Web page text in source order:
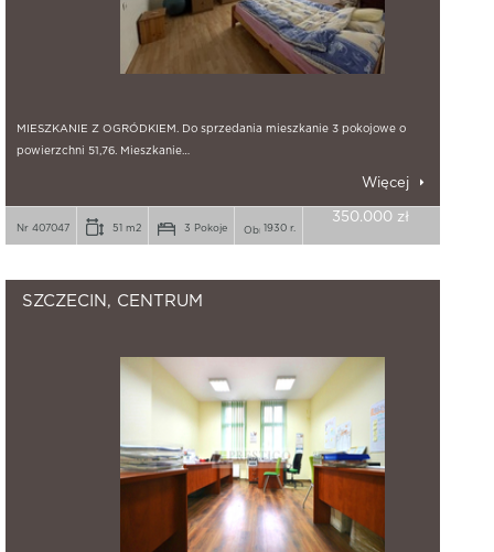
MIESZKANIE Z OGRÓDKIEM. Do sprzedania mieszkanie 3 pokojowe o
powierzchni 51,76. Mieszkanie…
Więcej
Nr 407047 51 m2 3 Pokoje 1930 r.
350.000 zł
SZCZECIN, CENTRUM